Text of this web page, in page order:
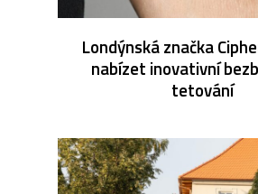
Londýnská značka
nabízet inovativní
tetování